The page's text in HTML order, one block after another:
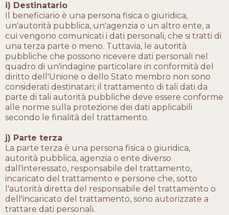
i) Destinatario
Il beneficiario è una persona fisica o giuridica,
un'autorità pubblica, un'agenzia o un altro ente, a
cui vengono comunicati i dati personali, che si tratti di
una terza parte o meno. Tuttavia, le autorità
pubbliche che possono ricevere dati personali nel
quadro di un'indagine particolare in conformità del
diritto dell'Unione o dello Stato membro non sono
considerati destinatari; il trattamento di tali dati da
parte di tali autorità pubbliche deve essere conforme
alle norme sulla protezione dei dati applicabili
secondo le finalità del trattamento.
j) Parte terza
La parte terza è una persona fisica o giuridica,
autorità pubblica, agenzia o ente diverso
dall'interessato, responsabile del trattamento,
incaricato del trattamento e persone che, sotto
l'autorità diretta del responsabile del trattamento o
dell'incaricato del trattamento, sono autorizzate a
trattare dati personali.